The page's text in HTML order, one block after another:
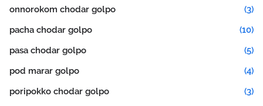
onnorokom chodar golpo
(3)
pacha chodar golpo
(10)
pasa chodar golpo
(5)
pod marar golpo
(4)
poripokko chodar golpo
(3)